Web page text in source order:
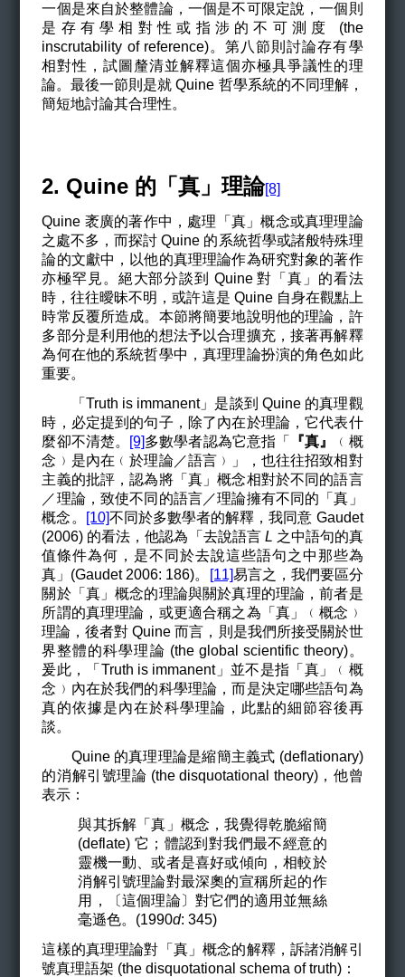
一個是來自於整體論，一個是不可限定說，一個則
是存有學相對性或指涉的不可測度 (the
inscrutability of reference)。第八節則討論存有學
相對性，試圖釐清並解釋這個亦極具爭議性的理
論。最後一節則是就 Quine 哲學系統的不同理解，
簡短地討論其合理性。
2. Quine 的「真」理論[8]
Quine 袤廣的著作中，處理「真」概念或真理理論
之處不多，而探討 Quine 的系統哲學或諸般特殊理
論的文獻中，以他的真理理論作為研究對象的著作
亦極罕見。絕大部分談到 Quine 對「真」的看法
時，往往曖昧不明，或許這是 Quine 自身在觀點上
時常反覆所造成。本節將簡要地說明他的理論，許
多部分是利用他的想法予以合理擴充，接著再解釋
為何在他的系統哲學中，真理理論扮演的角色如此
重要。
「Truth is immanent」是談到 Quine 的真理觀
時，必定提到的句子，除了內在於理論，它代表什
麼卻不清楚。
[9]多數學者認為它意指「 『真』
﹙概
念﹚是內在﹙於理論／語言﹚」，也往往招致相對
主義的批評，認為將「真」概念相對於不同的語言
／理論，致使不同的語言／理論擁有不同的「真」
概念。
[10]不同於多數學者的解釋，我同意 Gaudet
(2006) 的看法，他認為 「去說語言 L 之中語句的真
值條件為何，是不同於去說這些語句之中那些為
真」(Gaudet 2006: 186)。 [11]易言之， 我們要區分
關於「真」概念的理論與關於真理的理論，前者是
所謂的真理理論，或更適合稱之為「真」﹙概念﹚
理論，後者對 Quine 而言，則是我們所接受關於世
界整體的科學理論 (the global scientific theory)。
爰此，
「Truth is immanent」並不是指「真」﹙概
念﹚內在於我們的科學理論，而是決定哪些語句為
真的依據是內在於科學理論，此點的細節容後再
談。
Quine 的真理理論是縮簡主義式 (deflationary)
的消解引號理論 (the disquotational theory)，他曾
表示：
與其拆解「真」概念，我覺得乾脆縮簡
(deflate) 它；體認到對我們最不經意的
靈機一動、或者是喜好或傾向，相較於
消解引號理論對最深奧的宣稱所起的作
用，〔這個理論〕對它們的適用並無絲
毫遜色。(1990d: 345)
這樣的真理理論對 「真」概念的解釋， 訴諸消解引
號真理語架 (the disquotational schema of truth)：